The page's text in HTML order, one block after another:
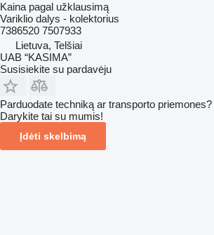
Kaina pagal užklausimą
Variklio dalys - kolektorius
7386520 7507933
Lietuva, Telšiai
UAB “KASIMA”
Susisiekite su pardavėju
Parduodate techniką ar transporto priemones?
Darykite tai su mumis!
Įdėti skelbimą